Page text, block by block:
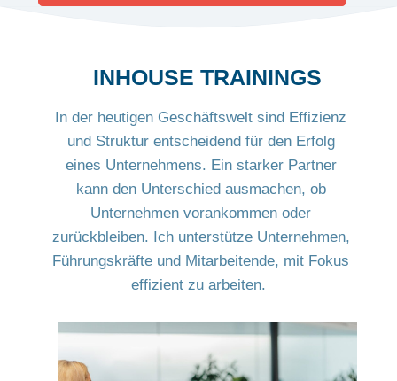
INHOUSE TRAININGS
In der heutigen Geschäftswelt sind Effizienz
und Struktur entscheidend für den Erfolg
eines Unternehmens. Ein starker Partner
kann den Unterschied ausmachen, ob
Unternehmen vorankommen oder
zurückbleiben. Ich unterstütze Unternehmen,
Führungskräfte und Mitarbeitende, mit Fokus
effizient zu arbeiten.